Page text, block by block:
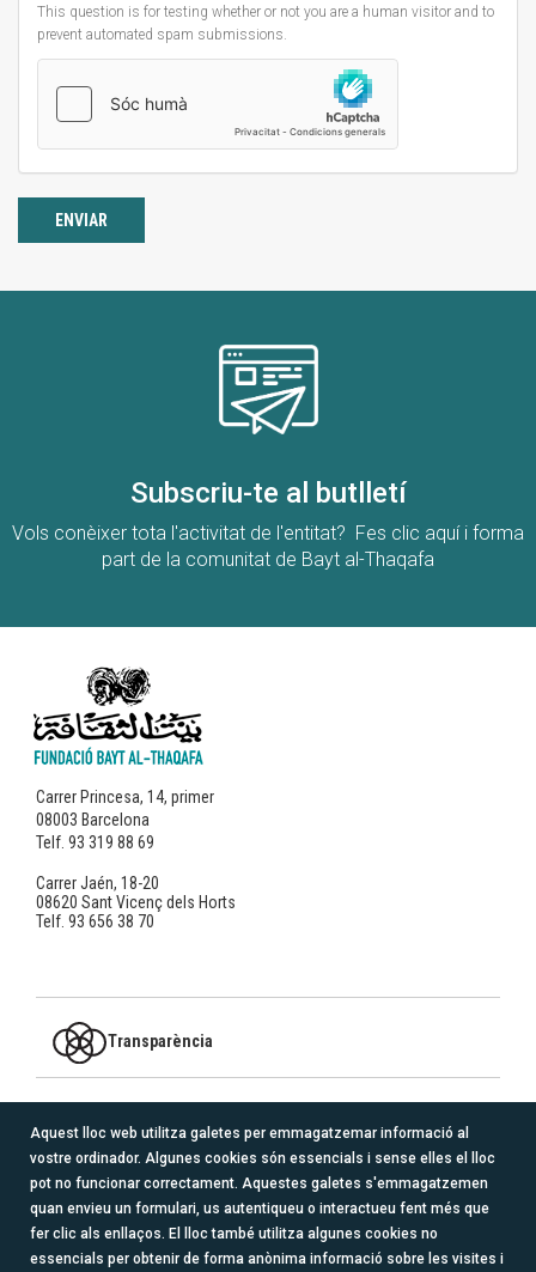
l'avís
legal
This question is for testing whether or not you are a human visitor and to
prevent automated spam submissions.
ENVIAR
Subscriu-te al butlletí
Vols conèixer tota l'activitat de l'entitat? Fes clic aquí i forma
part de la comunitat de Bayt al-Thaqafa
Carrer Princesa, 14, primer
08003 Barcelona
Telf. 93 319 88 69
Carrer Jaén, 18-20
08620 Sant Vicenç dels Horts
Telf. 93 656 38 70
Transparència
MEMBRE DE
logo_redacoge_transparente.png
SEGUEIX-NOS
Aquest lloc web utilitza galetes per emmagatzemar informació al
vostre ordinador. Algunes cookies són essencials i sense elles el lloc
pot no funcionar correctament. Aquestes galetes s'emmagatzemen
quan envieu un formulari, us autentiqueu o interactueu fent més que
fer clic als enllaços. El lloc també utilitza algunes cookies no
essencials per obtenir de forma anònima informació sobre les visites i